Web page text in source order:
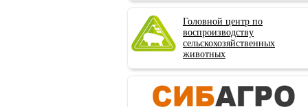
Головной центр по
воспроизводству
сельскохозяйственных
животных